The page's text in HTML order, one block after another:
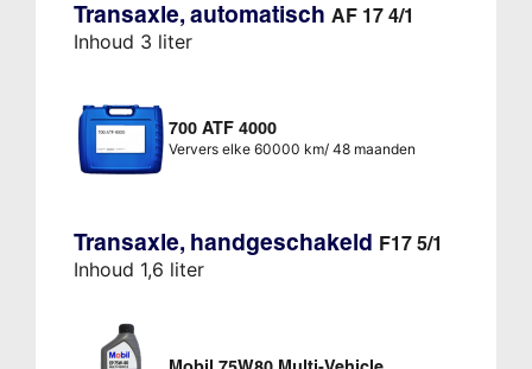
Transaxle, automatisch AF 17 4/1
Inhoud 3 liter
700 ATF 4000
Ververs elke 60000 km/ 48 maanden
Transaxle, handgeschakeld F17 5/1
Inhoud 1,6 liter